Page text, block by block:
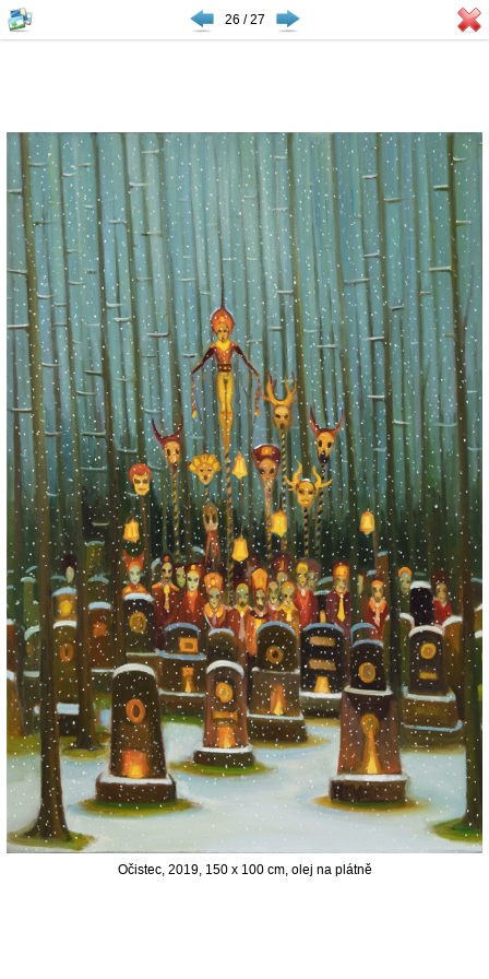
26 / 27
Očistec, 2019, 150 x 100 cm, olej na plátně